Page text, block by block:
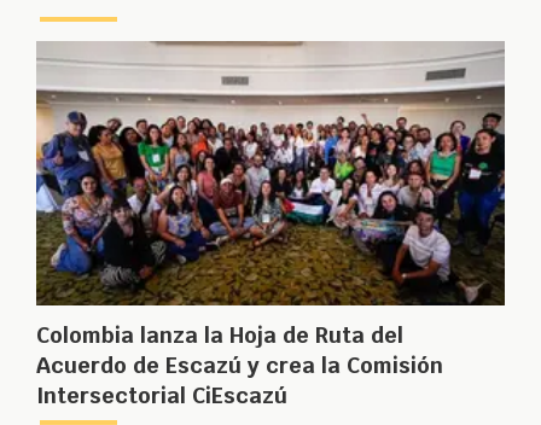
Colombia lanza la Hoja de Ruta del
Acuerdo de Escazú y crea la Comisión
Intersectorial CiEscazú